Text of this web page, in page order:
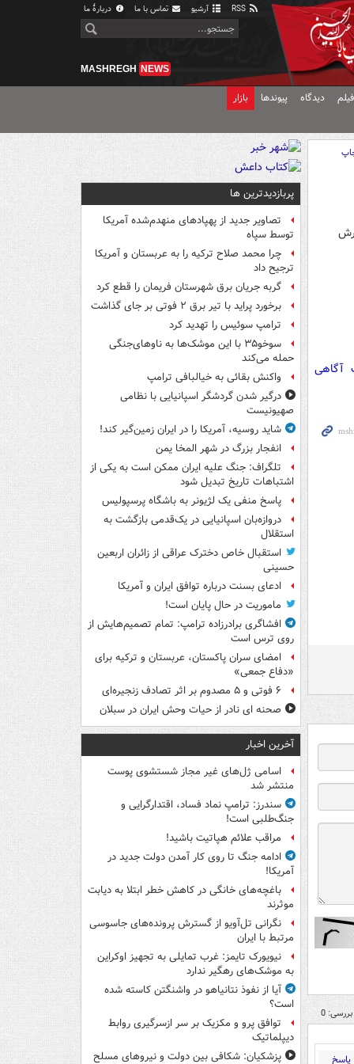
آرشیو تماس با ما دربارهٔ ما
MASHREGH NEWS
دیدگاه پیوندها بازار
آگاهی
0
پاسخ
پربازدیدترین ها
تصاویر جدید از پهپادهای منهدم‌شده آمریکا
توسط سپاه
چرا محمد صلاح ترکیه را به عربستان و آمریکا
ترجیح داد
گربه جریان برق شهرستان فریمان را قطع کرد
برخورد پراید با تیر برق ۲ فوتی بر جای گذاشت
ترامپ سوئیس را تهدید کرد
سوخو۳۵ با این موشک‌ها به ناوهای‌جنگی
حمله می‌کند
واکنش بقائی به خیالبافی ترامپ
درگیر شدن گردشگر اسپانیایی با نظامی
صهیونیست
شاید روسیه، آمریکا را در ایران زمین‌گیر کند!
انفجار بزرگ در شهر المخا یمن
تلگراف: جنگ علیه ایران ممکن است به یکی از
اشتباهات تاریخ تبدیل شود
پاسخ منفی یک لژیونر به باشگاه پرسپولیس
دروازه‌بان اسپانیایی در یک‌قدمی بازگشت به
استقلال
استقبال خاص دخترک عراقی از زائران اربعین
حسینی
ادعای بسنت درباره توافق ایران و آمریکا
ماموریت در حال پایان است!
افشاگری برادرزاده ترامپ: تمام تصمیم‌هایش از
روی ترس است
امضای سران پاکستان، عربستان و ترکیه برای
«دفاع جمعی»
۶ فوتی و ۵ مصدوم بر اثر تصادف زنجیره‌ای
صحنه ای نادر از حیات وحش ایران در سبلان
آخرین اخبار
اسامی ژل‌های غیر مجاز شستشوی پوست
منتشر شد
سندرز: ترامپ نماد فساد، اقتدارگرایی و
جنگ‌طلبی است!
مراقب علائم هپاتیت باشید!
ادامه جنگ تا روی کار آمدن دولت جدید در
آمریکا!
باغچه‌های خانگی در کاهش خطر ابتلا به دیابت
موثرند
نگرانی تل‌آویو از گسترش پرونده‌های جاسوسی
مرتبط با ایران
نیویورک تایمز: غرب تمایلی به تجهیز اوکراین
به موشک‌های رهگیر ندارد
آیا از نفوذ نتانیاهو در واشنگتن کاسته شده
است؟
توافق پرو و مکزیک بر سر ازسرگیری روابط
دیپلماتیک
پزشکیان: شکافی بین دولت و نیروهای مسلح